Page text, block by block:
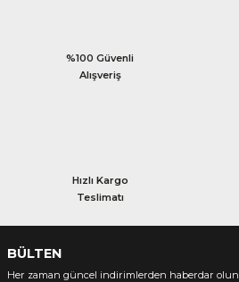
%100 Güvenli
Alışveriş
Hızlı Kargo
Teslimatı
BÜLTEN
Her zaman güncel indirimlerden haberdar olun